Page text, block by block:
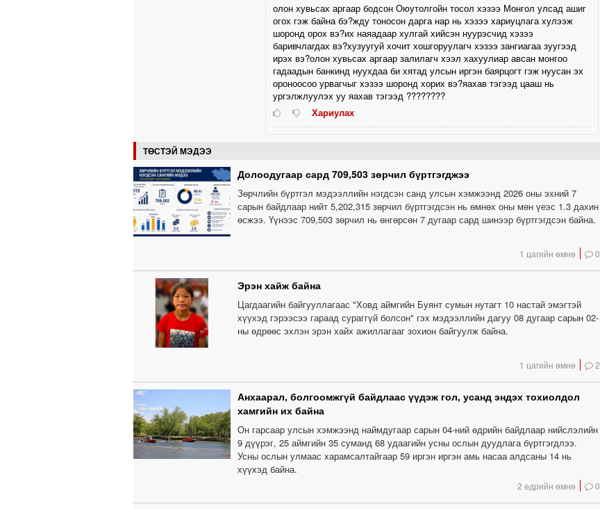
олон хувьсах аргаар бодсон Оюутолгойн тосол хэзээ Монгол улсад ашиг
огох гэж байна бэ?жду тоносон дарга нар нь хэзээ хариуцлага хулээж
шоронд орох вэ?их наяадаар хулгай хийсэн нуурэсчид хэзээ
баривчлагдах вэ?хузуугуй хочит хошгоруулагч хэзээ зангиагаа зуугээд
ирэх вэ?олон хувьсах аргаар залилагч хээл хахуулиар авсан монгоо
гадаадын банкинд нуухдаа би хятад улсын иргэн баярцогт гэж нуусан эх
ороноосоо урвагчыг хэзээ шоронд хорих вэ?яахав тэгээд цааш нь
ургэлжлуулэх уу яахав тэгээд ????????
Хариулах
ТӨСТЭЙ МЭДЭЭ
Долоодугаар сард 709,503 зөрчил бүртгэгджээ
Зөрчлийн бүртгэл мэдээллийн нэгдсэн санд улсын хэмжээнд 2026 оны эхний 7
сарын байдлаар нийт 5,202,315 зөрчил бүртгэгдсэн нь өмнөх оны мөн үеэс 1.3 дахин
өсжээ. Үүнээс 709,503 зөрчил нь өнгөрсөн 7 дугаар сард шинээр бүртгэгдсэн байна.
1 цагийн өмнө 0
Эрэн хайж байна
Цагдаагийн байгууллагаас "Ховд аймгийн Буянт сумын нутагт 10 настай эмэгтэй
хүүхэд гэрээсээ гараад сураггүй болсон" гэх мэдээллийн дагуу 08 дугаар сарын 02-
ны өдрөөс эхлэн эрэн хайх ажиллагааг зохион байгуулж байна.
1 цагийн өмнө 2
Анхаарал, болгоомжгүй байдлаас үүдэж гол, усанд эндэх тохиолдол
хамгийн их байна
Он гарсаар улсын хэмжээнд наймдугаар сарын 04-ний өдрийн байдлаар нийслэлийн
9 дүүрэг, 25 аймгийн 35 суманд 68 удаагийн усны ослын дуудлага бүртгэгдлээ.
Усны ослын улмаас харамсалтайгаар 59 иргэн иргэн амь насаа алдсаны 14 нь
хүүхэд байна.
2 өдрийн өмнө 0